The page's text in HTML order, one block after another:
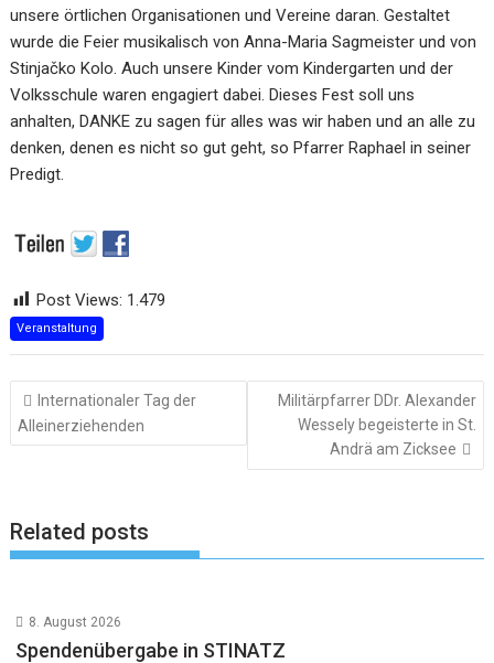
unsere örtlichen Organisationen und Vereine daran. Gestaltet
wurde die Feier musikalisch von Anna-Maria Sagmeister und von
Stinjačko Kolo. Auch unsere Kinder vom Kindergarten und der
Volksschule waren engagiert dabei. Dieses Fest soll uns
anhalten, DANKE zu sagen für alles was wir haben und an alle zu
denken, denen es nicht so gut geht, so Pfarrer Raphael in seiner
Predigt.
Post Views: 1.479
Veranstaltung
Beitragsnavigation
Internationaler Tag der
Alleinerziehenden
Militärpfarrer DDr. Alexander
Wessely begeisterte in St.
Andrä am Zicksee
Related posts
8. August 2026
Spendenübergabe in STINATZ